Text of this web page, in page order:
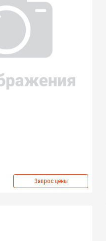
Запрос цены